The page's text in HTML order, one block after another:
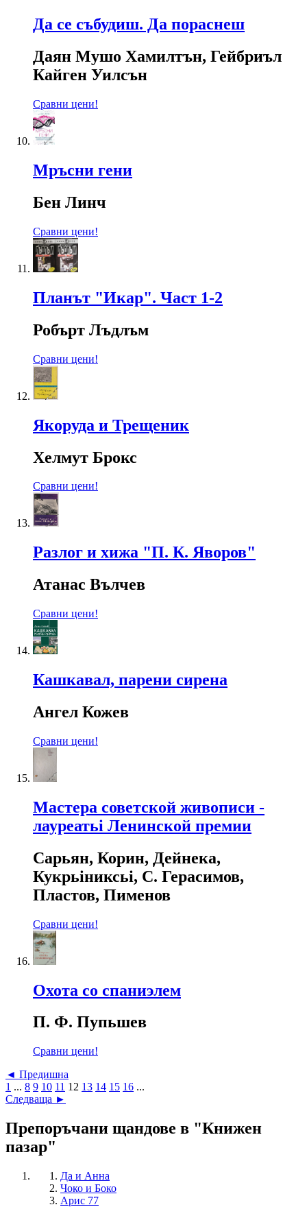
Да се събудиш. Да пораснеш
Даян Мушо Хамилтън, Гейбриъл
Кайген Уилсън
Сравни цени!
Мръсни гени
Бен Линч
Сравни цени!
Планът "Икар". Част 1-2
Робърт Лъдлъм
Сравни цени!
Якоруда и Трещеник
Хелмут Брокс
Сравни цени!
Разлог и хижа "П. К. Яворов"
Атанас Вълчев
Сравни цени!
Кашкавал, парени сирена
Ангел Кожев
Сравни цени!
Мастера советской живописи -
лауреатьi Ленинской премии
Сарьян, Корин, Дейнека,
Кукрьiниксьi, С. Герасимов,
Пластов, Пименов
Сравни цени!
Охота со спаниэлем
П. Ф. Пупьшев
Сравни цени!
◄ Предишна
1 ... 8 9 10 11 12 13 14 15 16 ...
Следваща ►
Препоръчани щандове в "Книжен
пазар"
Да и Анна
Чоко и Боко
Арис 77